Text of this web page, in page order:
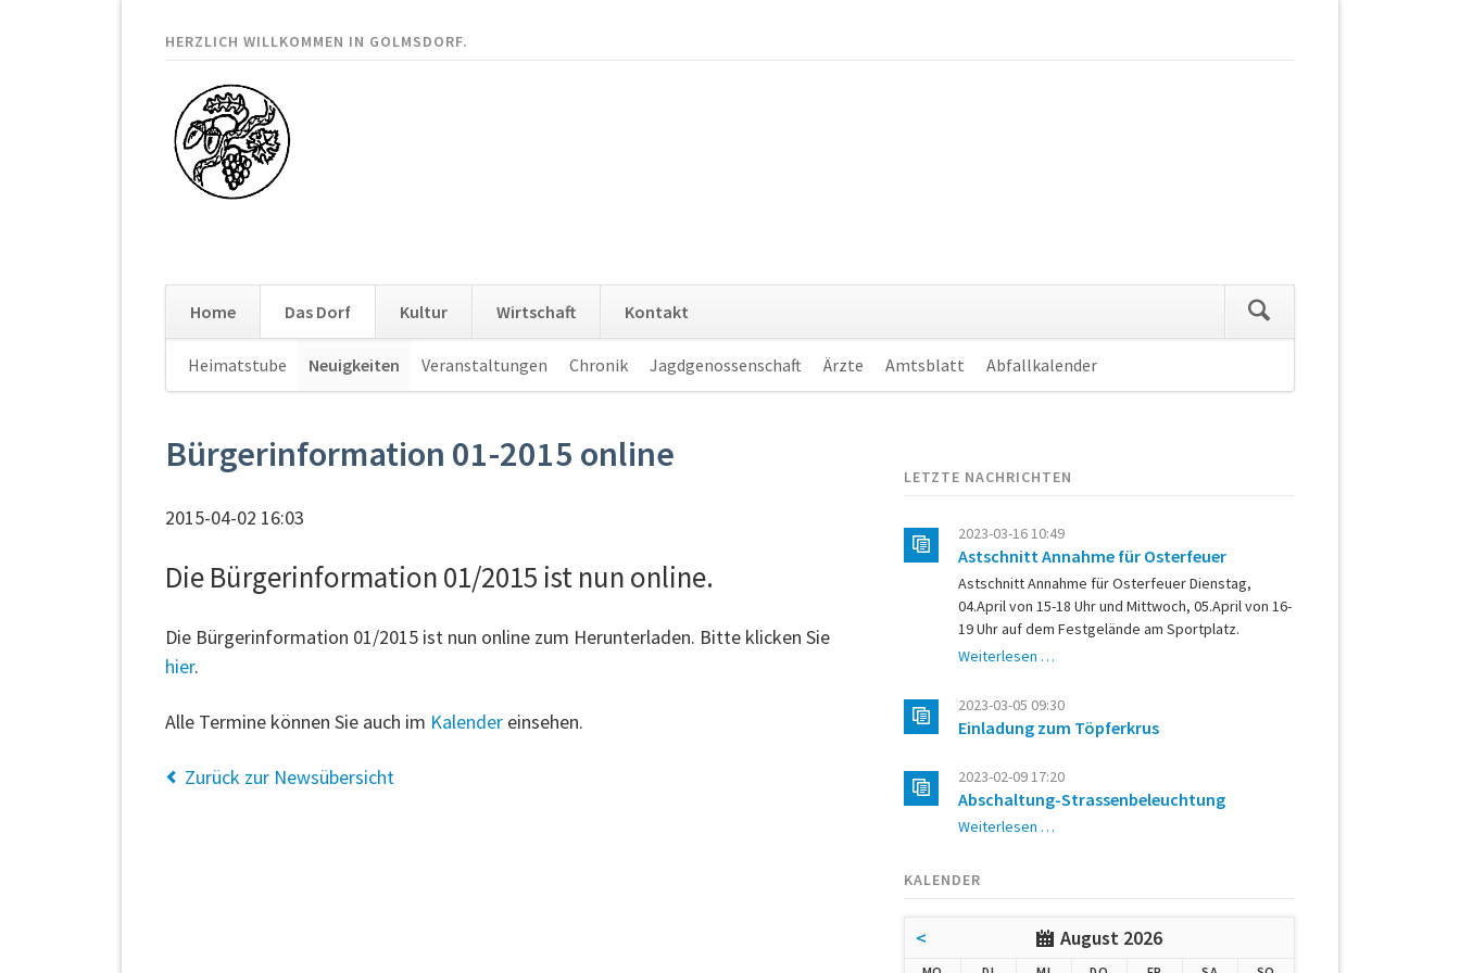
HERZLICH WILLKOMMEN IN GOLMSDORF.
überspringen
Home Das Dorf Kultur Wirtschaft Kontakt
überspringen
Heimatstube Neuigkeiten Veranstaltungen Chronik Jagdgenossenschaft Ärzte Amtsblatt Abfallkalender
Bürgerinformation 01-2015 online
2015-04-02 16:03
Die Bürgerinformation 01/2015 ist nun online.
Die Bürgerinformation 01/2015 ist nun online zum Herunterladen. Bitte klicken Sie
hier.
Alle Termine können Sie auch im Kalender einsehen.
Zurück zur Newsübersicht
LETZTE NACHRICHTEN
2023-03-16 10:49
Astschnitt Annahme für Osterfeuer
Astschnitt Annahme für Osterfeuer Dienstag,
04.April von 15-18 Uhr und Mittwoch, 05.April von 16-
19 Uhr auf dem Festgelände am Sportplatz.
Weiterlesen …
für
Osterfeuer
2023-03-05 09:30
Einladung zum Töpferkrus
2023-02-09 17:20
Abschaltung-Strassenbeleuchtung
Weiterlesen …
KALENDER
< August 2026